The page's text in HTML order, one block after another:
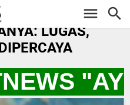
LUGAS,